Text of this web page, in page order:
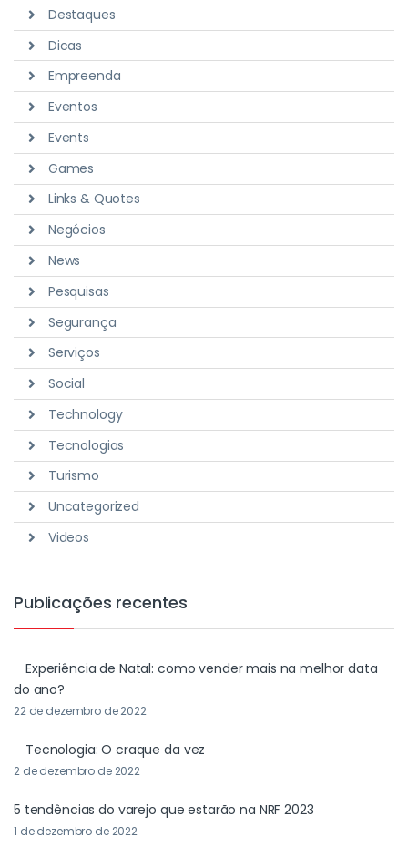
Destaques
Dicas
Empreenda
Eventos
Events
Games
Links & Quotes
Negócios
News
Pesquisas
Segurança
Serviços
Social
Technology
Tecnologias
Turismo
Uncategorized
Videos
Publicações recentes
Experiência de Natal: como vender mais na melhor data
do ano?
22 de dezembro de 2022
Tecnologia: O craque da vez
2 de dezembro de 2022
5 tendências do varejo que estarão na NRF 2023
1 de dezembro de 2022